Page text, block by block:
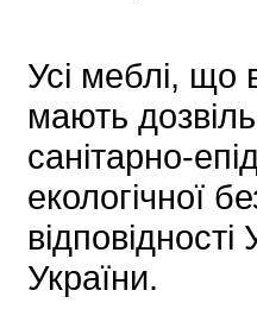
Усі меблі, що
мають
санітарно-
екологічної
України.